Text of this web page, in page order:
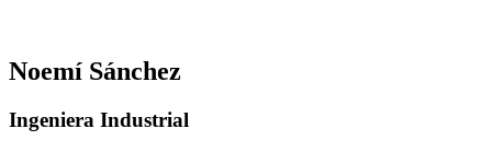
Noemí Sánchez
Ingeniera Industrial